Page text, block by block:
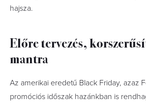
hajsza.
Előre tervezés,
mantra
Az amerikai eredetű Black Friday, azaz
promóciós időszak hazánkban is